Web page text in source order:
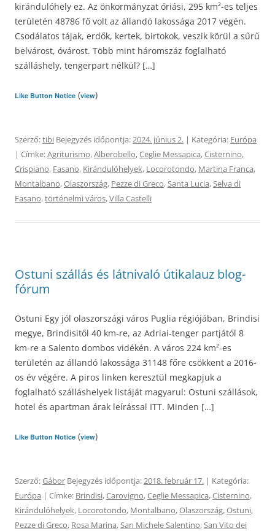
kirándulóhely ez. Az önkormányzat óriási, 295 km²-es teljes
területén 48786 fő volt az állandó lakossága 2017 végén.
Csodálatos tájak, erdők, kertek, birtokok, veszik körül a sűrű
belvárost, óvárost. Több mint háromszáz foglalható
szálláshely, tengerpart nélkül? […]
Like Button Notice (view)
Szerző:tibi Bejegyzés időpontja:2024. június 2. | Kategória: Európa
| Címke:Agriturismo,Alberobello,Ceglie Messapica,Cisternino,
Crispiano, Fasano, Kirándulóhelyek, Locorotondo, Martina Franca,
Montalbano,Olaszország, Pezze di Greco,Santa Lucia,Selva di
Fasano,történelmi város,Villa Castelli
Ostuni szállás és látnivaló útikalauz blog-
fórum
Ostuni Egy jól olaszországi város Puglia régiójában, Brindisi
megye, Brindisitől 40 km-re, az Adriai-tenger partjától 8
km-re a Salento dombos vidékén. A város 224 km²-es
területén az állandó lakossága 31148 főre csökkent a 2016-
os év végére. A piros linken keresztül megkapjuk a
foglalható szálláshelyek listáját magyarul: Ostuni szállások,
hotel és apartman árak leírással ITT. Minden […]
Like Button Notice (view)
Szerző:Gábor Bejegyzés időpontja:2018. február 17. | Kategória:
Európa | Címke: Brindisi,Carovigno,Ceglie Messapica,Cisternino,
Kirándulóhelyek, Locorotondo, Montalbano,Olaszország,Ostuni,
Pezze di Greco, Rosa Marina,San Michele Salentino,San Vito dei